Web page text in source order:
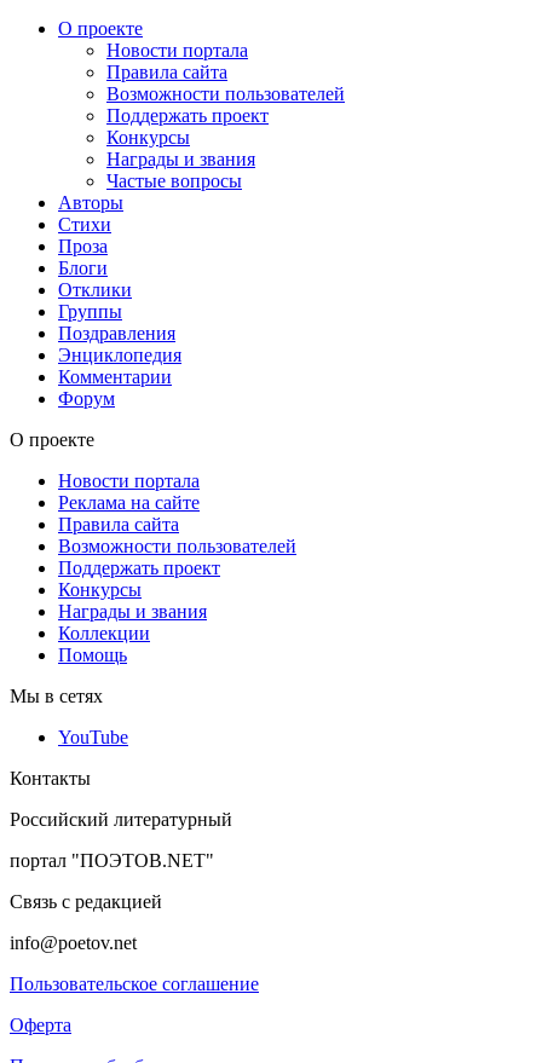
О проекте
Новости портала
Правила сайта
Возможности пользователей
Поддержать проект
Конкурсы
Награды и звания
Частые вопросы
Авторы
Стихи
Проза
Блоги
Отклики
Группы
Поздравления
Энциклопедия
Комментарии
Форум
О проекте
Новости портала
Реклама на сайте
Правила сайта
Возможности пользователей
Поддержать проект
Конкурсы
Награды и звания
Коллекции
Помощь
Мы в сетях
YouTube
Контакты
Российский литературный
портал "ПОЭТОВ.NET"
Связь с редакцией
info@poetov.net
Пользовательское соглашение
Оферта